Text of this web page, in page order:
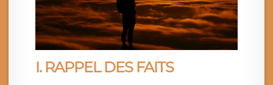
I. RAPPEL DES FAITS